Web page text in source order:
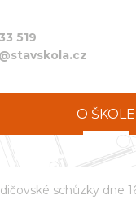
519
O ŠKOLE
Stanislava
schůzky dne